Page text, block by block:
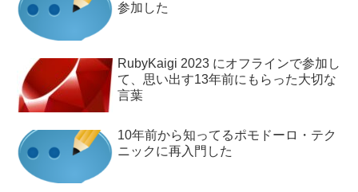
参加した
RubyKaigi 2023 にオフラインで参加し
て、思い出す13年前にもらった大切な
言葉
10年前から知ってるポモドーロ・テク
ニックに再入門した